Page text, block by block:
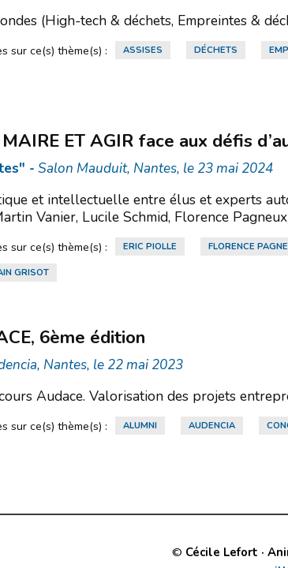
(High-tech & déchets, Empreintes &
sur ce(s) thème(s) : ASSISES DÉCHETS
ET AGIR face aux défis
- Salon Mauduit, Nantes, le 23 mai 2024
et intellectuelle entre élus et experts
Vanier, Lucile Schmid, Florence
sur ce(s) thème(s) : ERIC PIOLLE FLORENCE
GRISOT
6ème édition
Nantes, le 22 mai 2023
Audace. Valorisation des projets
sur ce(s) thème(s) : ALUMNI AUDENCIA
© Cécile Lefort ·